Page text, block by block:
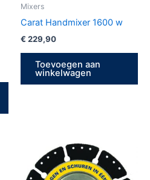
Mixers
Carat Handmixer 1600 w
€ 229,90
Toevoegen aan
winkelwagen